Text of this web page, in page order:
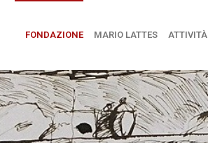
FONDAZIONE MARIO LATTES ATTIVITÀ